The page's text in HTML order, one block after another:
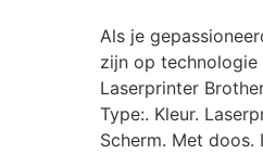
Als je
zijn op
Laserprinter
Type:. Kleur.
Scherm. Met doos.